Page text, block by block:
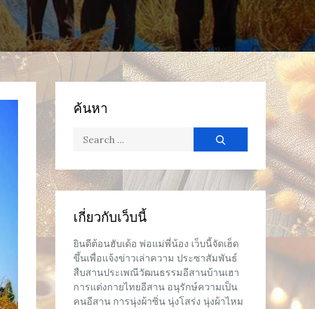
ค้นหา
Search
เกี่ยวกับเว็บนี้
ยินดีต้อนฮับเด้อ พ่อแม่พี่น้อง เว็บนี้จัดเฮ็ด
ขึ้นเพื่อแจ้งข่าวเล่าความ ประซาสัมพันธ์
สืบสานประเพณีวัฒนธรรมอีสานบ้านเฮา
การแต่งกายไทยอีสาน อนุรักษ์ความเป็น
คนอีสาน การนุ่งผ้าซิ่น นุ่งโสร่ง นุ่งผ้าไหม